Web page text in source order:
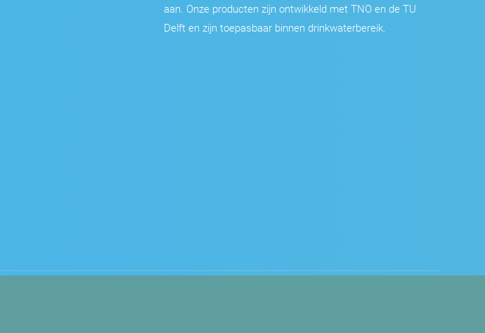
aan. Onze producten zijn ontwikkeld met TNO en de TU
Delft en zijn toepasbaar binnen drinkwaterbereik.